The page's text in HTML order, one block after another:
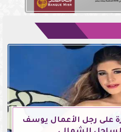
على رجل الأعمال يوسف